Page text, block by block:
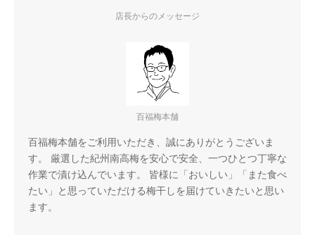
店長からのメッセージ
百福梅本舗
百福梅本舗をご利用いただき、誠にありがとうございま
す。 厳選した紀州南高梅を安心で安全、一つひとつ丁寧な
作業で漬け込んでいます。 皆様に「おいしい」「また食べ
たい」と思っていただける梅干しを届けていきたいと思い
ます。